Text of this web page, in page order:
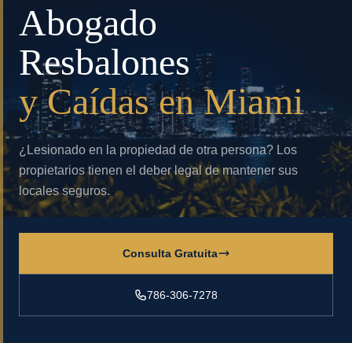
Abogado
Resbalones
y Caídas en Miami
¿Lesionado en la propiedad de otra persona? Los
propietarios tienen el deber legal de mantener sus
locales seguros.
Consulta Gratuita
786-306-7278